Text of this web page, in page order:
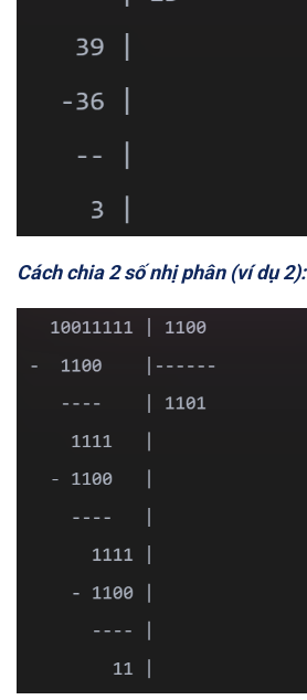
Cách chia 2 số nhị phân (ví dụ 2):